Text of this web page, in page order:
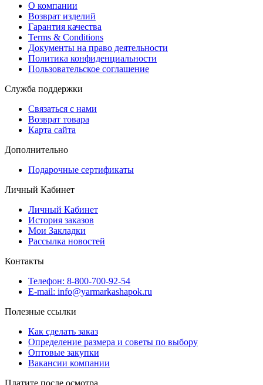
О компании
Возврат изделий
Гарантия качества
Terms & Conditions
Документы на право деятельности
Политика конфиденциальности
Пользовательское соглашение
Служба поддержки
Связаться с нами
Возврат товара
Карта сайта
Дополнительно
Подарочные сертификаты
Личный Кабинет
Личный Кабинет
История заказов
Мои Закладки
Рассылка новостей
Контакты
Телефон: 8-800-700-92-54
E-mail: info@yarmarkashapok.ru
Полезные ссылки
Как сделать заказ
Определение размера и советы по выбору
Оптовые закупки
Вакансии компании
Платите после осмотра